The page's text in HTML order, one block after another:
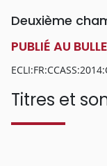
Deuxième
PUBLIÉ AU
Titres et